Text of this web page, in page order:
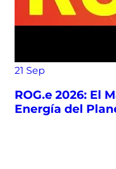
21 Sep
ROG.e 2026: El
Energía del